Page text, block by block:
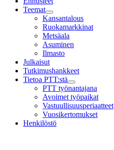
Teemat
Child
menu
Kansantalous
Ruokamarkkinat
Metsäala
Asuminen
Ilmasto
Julkaisut
Tutkimushankkeet
Tietoa PTT:stä
Child
menu
PTT työnantajana
Avoimet työpaikat
Vastuullisuusperiaatteet
Vuosikertomukset
Henkilöstö